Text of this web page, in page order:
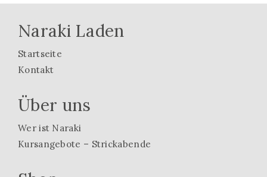
Naraki Laden
Startseite
Kontakt
Über uns
Wer ist Naraki
Kursangebote – Strickabende